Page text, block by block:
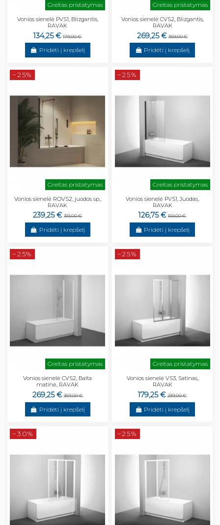
Greitas pristatymas
Vonios sienelė PVS1, Blizgantis,
RAVAK
134,25 € 179,00 €
Pridėti į krepšelį
Greitas pristatymas
Vonios sienelė CVS2, Blizgantis,
RAVAK
269,25 € 359,00 €
Pridėti į krepšelį
−25%
Greitas pristatymas
Vonios sienelė ROVS2, juodos sp.,
RAVAK
239,25 € 319,00 €
Pridėti į krepšelį
−25%
Greitas pristatymas
Vonios sienelė PVS1, Juodas,
RAVAK
126,75 € 169,00 €
Pridėti į krepšelį
−25%
Greitas pristatymas
Vonios sienelė CVS2, Balta
matinė, RAVAK
269,25 € 359,00 €
Pridėti į krepšelį
−25%
Greitas pristatymas
Vonios sienelė VS3, Satinas,
RAVAK
179,25 € 239,00 €
Pridėti į krepšelį
−30% −25%